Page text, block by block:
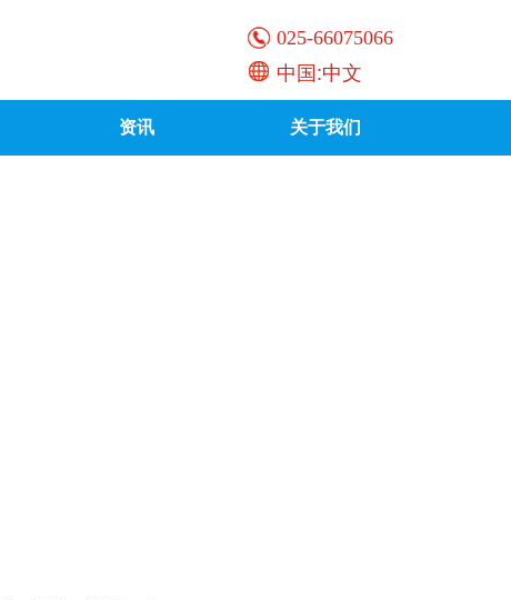
025-66075066
中国:中文
资讯 关于我们